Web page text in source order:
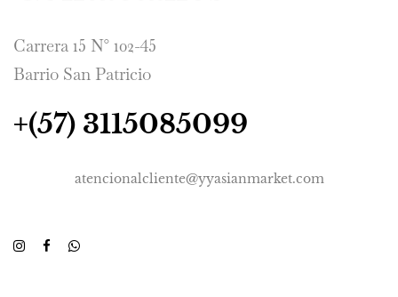
Carrera 15 N° 102-45
Barrio San Patricio
+(57) 3115085099
atencionalcliente@yyasianmarket.com